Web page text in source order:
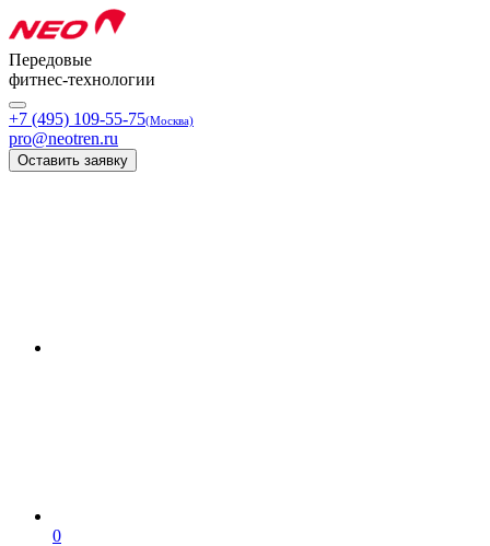
Передовые
фитнес-технологии
+7 (495) 109-55-75(Москва)
pro@neotren.ru
Оставить заявку
0